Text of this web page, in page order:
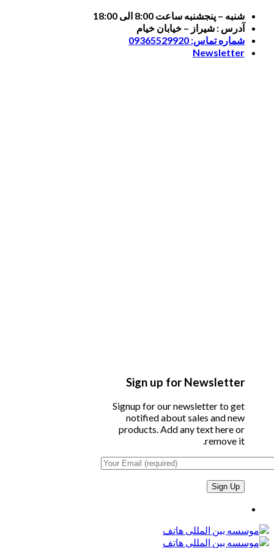
Skip
content
شنبه – پنجشنبه ساعت 8:00 الی 18:00
آدرس : شیراز – خیابان خیام
شماره تماس: 09365529920
Newsletter
Sign up for Newsletter
Signup for our newsletter to get
notified about sales and new
products. Add any text here or
remove it.